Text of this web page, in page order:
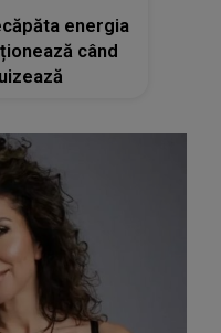
energia
când